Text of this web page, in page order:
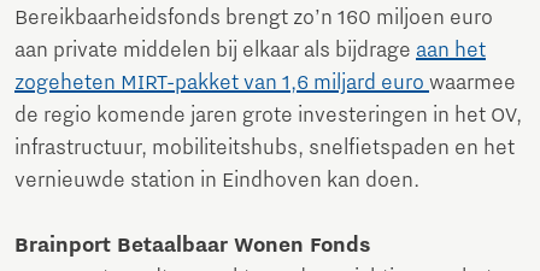
Bereikbaarheidsfonds brengt zo’n 160 miljoen euro
aan private middelen bij elkaar als bijdrage aan het
zogeheten MIRT-pakket van 1,6 miljard euro waarmee
de regio komende jaren grote investeringen in het OV,
infrastructuur, mobiliteitshubs, snelfietspaden en het
vernieuwde station in Eindhoven kan doen.
Brainport Betaalbaar Wonen Fonds